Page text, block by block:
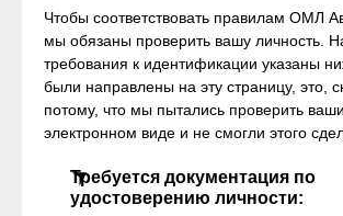
Чтобы соответствовать правилам ОМЛ
мы обязаны проверить вашу личность.
требования к идентификации указаны
были направлены на эту страницу, это,
потому, что мы пытались проверить
электронном виде и не смогли этого
Требуется документация по
удостоверению личности: